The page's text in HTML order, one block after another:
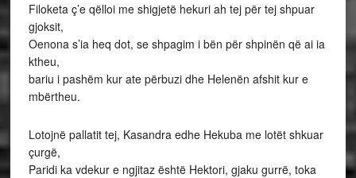
Filoketa ç’e qëlloi me shigjetë hekuri ah tej për tej shpuar
gjoksit,
Oenona s’ia heq dot, se shpagim i bën për shpinën që ai ia
ktheu,
bariu i pashëm kur ate përbuzi dhe Helenën afshit kur e
mbërtheu.
Lotojnë pallatit tej, Kasandra edhe Hekuba me lotët shkuar
çurgë,
Paridi ka vdekur e ngjitaz është Hektori, gjaku gurrë, toka